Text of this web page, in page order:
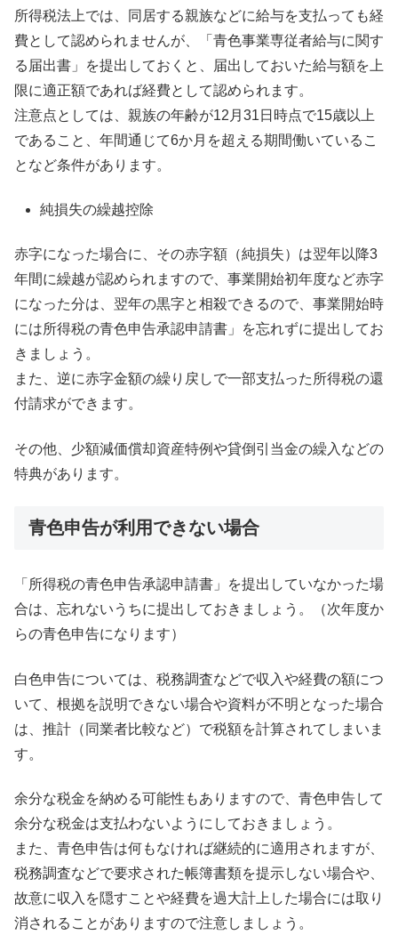
所得税法上では、同居する親族などに給与を支払っても経
費として認められませんが、「青色事業専従者給与に関す
る届出書」を提出しておくと、届出しておいた給与額を上
限に適正額であれば経費として認められます。
注意点としては、親族の年齢が12月31日時点で15歳以上
であること、年間通じて6か月を超える期間働いているこ
となど条件があります。
純損失の繰越控除
赤字になった場合に、その赤字額（純損失）は翌年以降3
年間に繰越が認められますので、事業開始初年度など赤字
になった分は、翌年の黒字と相殺できるので、事業開始時
には所得税の青色申告承認申請書」を忘れずに提出してお
きましょう。
また、逆に赤字金額の繰り戻しで一部支払った所得税の還
付請求ができます。
その他、少額減価償却資産特例や貸倒引当金の繰入などの
特典があります。
青色申告が利用できない場合
「所得税の青色申告承認申請書」を提出していなかった場
合は、忘れないうちに提出しておきましょう。（次年度か
らの青色申告になります）
白色申告については、税務調査などで収入や経費の額につ
いて、根拠を説明できない場合や資料が不明となった場合
は、推計（同業者比較など）で税額を計算されてしまいま
す。
余分な税金を納める可能性もありますので、青色申告して
余分な税金は支払わないようにしておきましょう。
また、青色申告は何もなければ継続的に適用されますが、
税務調査などで要求された帳簿書類を提示しない場合や、
故意に収入を隠すことや経費を過大計上した場合には取り
消されることがありますので注意しましょう。